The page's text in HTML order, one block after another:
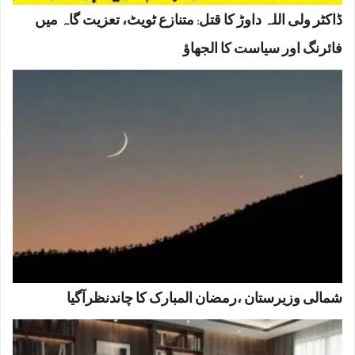
ڈاکٹر ولی اللہ داوڑ کا قتل: متنازع ٹویٹ، تعزیت گاہ میں
فائرنگ اور سیاست کا الجھاؤ
شمالی وزیرستان ،رمضان المبارک کا چاندنظرآگیا